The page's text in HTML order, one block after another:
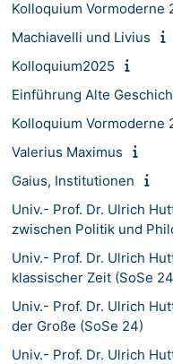
Kolloquium Vormoderne
Machiavelli und Livius
Kolloquium2025
Einführung Alte
Kolloquium Vormoderne
Valerius Maximus
Gaius, Institutionen
Univ.- Prof. Dr. Ulrich
zwischen Politik und
Univ.- Prof. Dr. Ulrich
klassischer Zeit (SoSe
Univ.- Prof. Dr. Ulrich
der Große (SoSe 24)
Univ.- Prof. Dr. Ulrich